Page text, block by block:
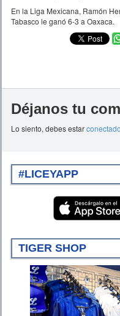
En la Liga Mexicana, Ramón
Tabasco le ganó 6-3 a Oaxaca.
Déjanos tu
Lo siento, debes estarconectado
#LICEYAPP
TIGER SHOP